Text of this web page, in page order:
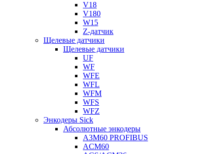
V18
V180
W15
Z-датчик
Щелевые датчики
Щелевые датчики
UF
WF
WFE
WFL
WFM
WFS
WFZ
Энкодеры Sick
Абсолютные энкодеры
A3M60 PROFIBUS
ACM60